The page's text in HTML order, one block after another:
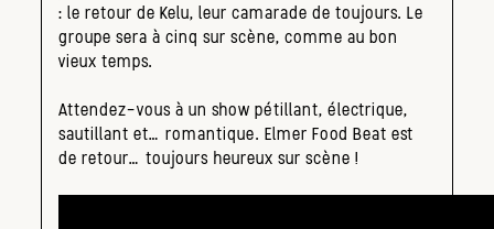
: le retour de Kelu, leur camarade de toujours. Le
groupe sera à cinq sur scène, comme au bon
vieux temps.
Attendez-vous à un show pétillant, électrique,
sautillant et… romantique. Elmer Food Beat est
de retour… toujours heureux sur scène !